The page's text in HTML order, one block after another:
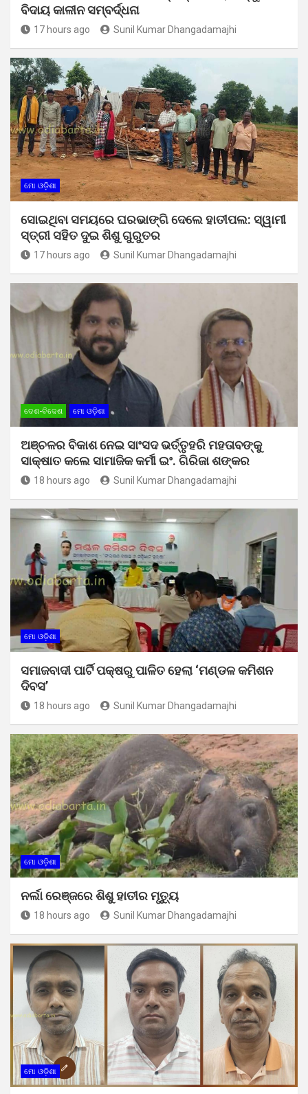
ବିଦାୟ କାଳୀନ ସମ୍ବର୍ଦ୍ଧନା
17 hours ago Sunil Kumar Dhangadamajhi
ମୋ ଓଡ଼ିଶା
ସୋଇଥିବା ସମୟରେ ଘରଭାଙ୍ଗି ଦେଲେ ହାତୀପଲ: ସ୍ୱାମୀ
ସ୍ତ୍ରୀ ସହିତ ଦୁଇ ଶିଶୁ ଗୁରୁତର
17 hours ago Sunil Kumar Dhangadamajhi
ଦେଶ-ବିଦେଶ ମୋ ଓଡ଼ିଶା
ଅଞ୍ଚଳର ବିକାଶ ନେଇ ସାଂସଦ ଭର୍ତ୍ତୃହରି ମହତାବଙ୍କୁ
ସାକ୍ଷାତ କଲେ ସାମାଜିକ କର୍ମୀ ଇଂ. ଗିରିଜା ଶଙ୍କର
18 hours ago Sunil Kumar Dhangadamajhi
ମୋ ଓଡ଼ିଶା
ସମାଜବାଦୀ ପାର୍ଟି ପକ୍ଷରୁ ପାଳିତ ହେଲା ‘ମଣ୍ଡଳ କମିଶନ
ଦିବସ’
18 hours ago Sunil Kumar Dhangadamajhi
ମୋ ଓଡ଼ିଶା
ନର୍ଲା ରେଞ୍ଜରେ ଶିଶୁ ହାତୀର ମୃତ୍ୟୁ
18 hours ago Sunil Kumar Dhangadamajhi
ମୋ ଓଡ଼ିଶା